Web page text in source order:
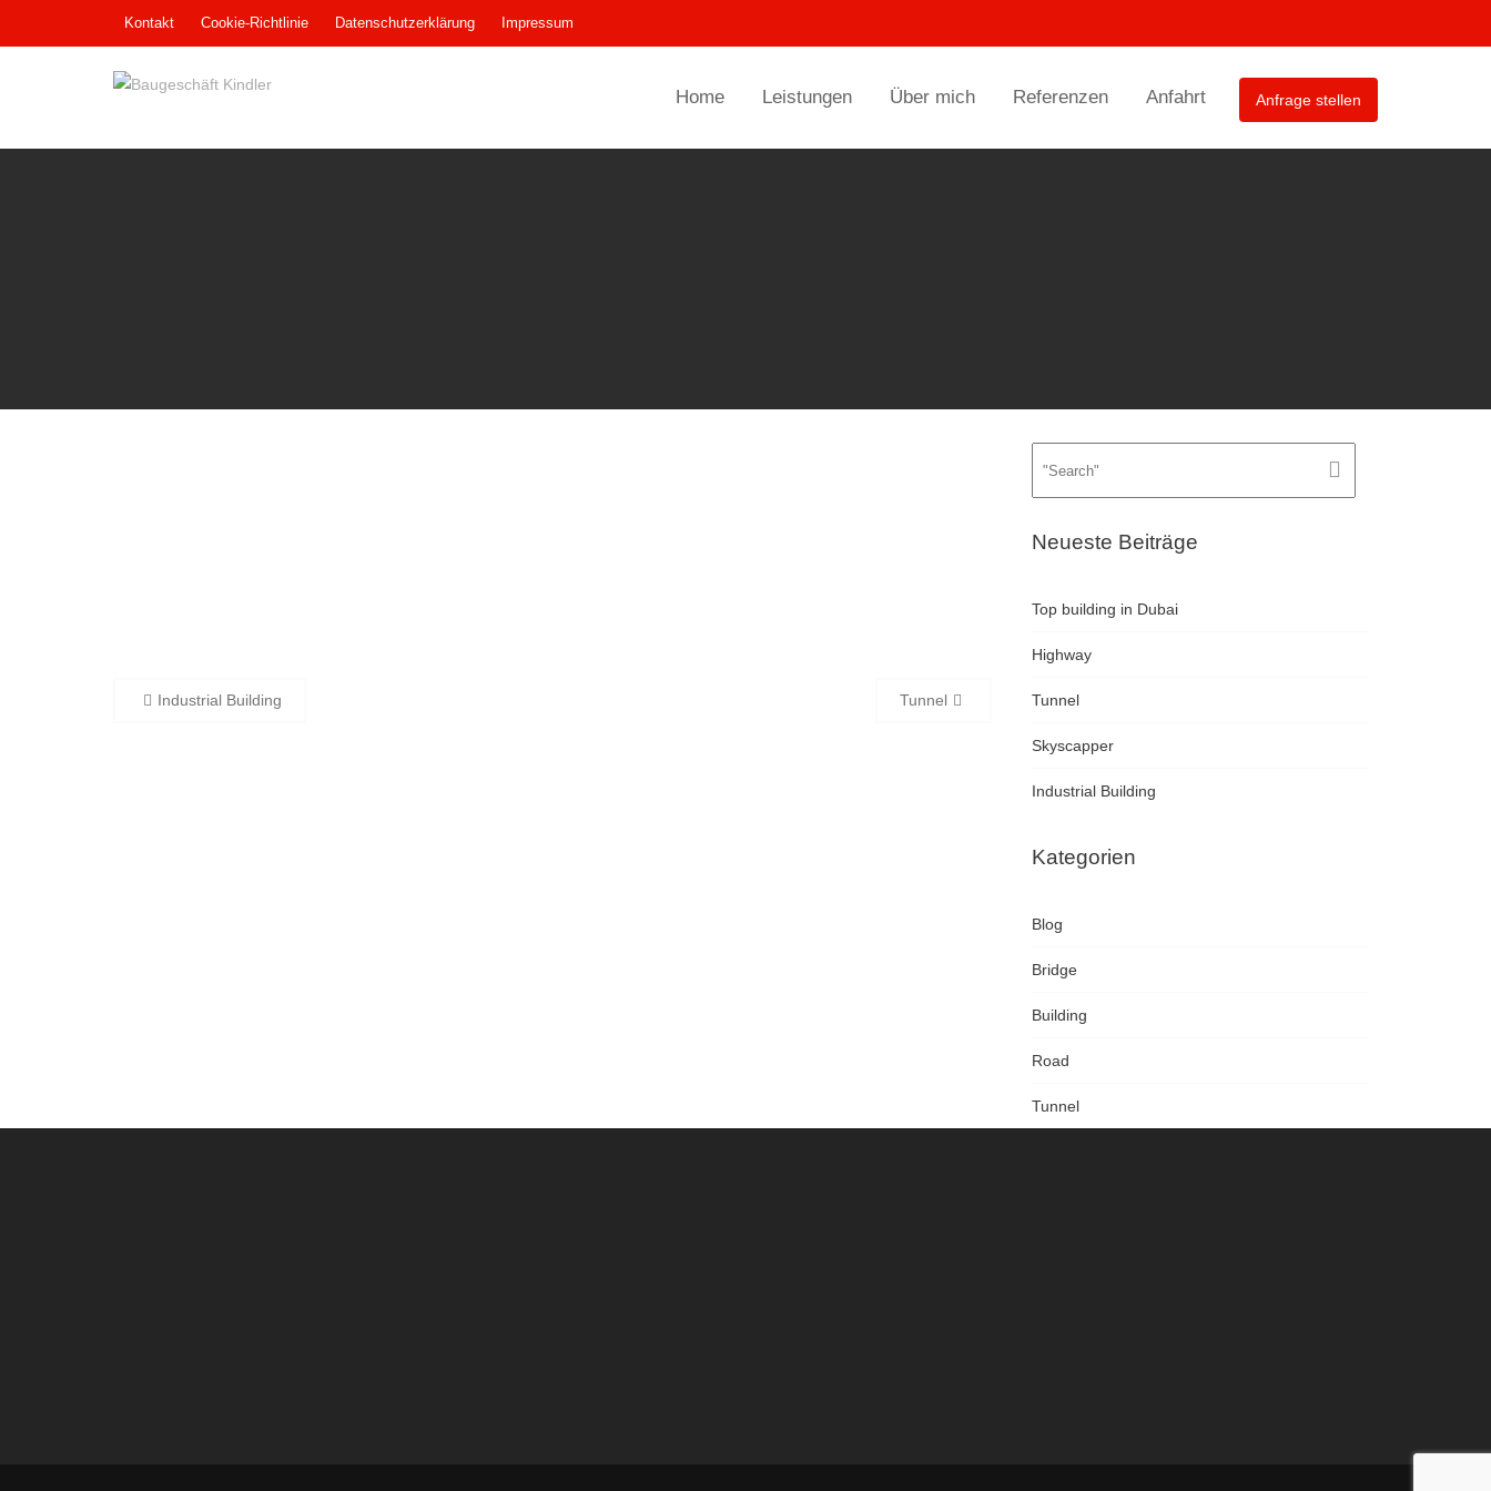
Kontakt Cookie-Richtlinie Datenschutzerklärung Impressum
Anfrage stellen
Home Leistungen Über mich Referenzen Anfahrt
Beitragsnavigation
Industrial Building Tunnel
Neueste Beiträge
Top building in Dubai
Highway
Tunnel
Skyscapper
Industrial Building
Kategorien
Blog
Bridge
Building
Road
Tunnel